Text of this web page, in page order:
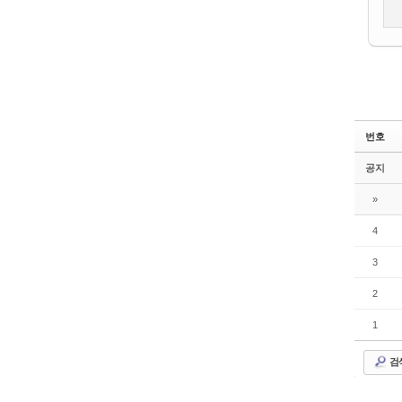
번호
공지
»
4
3
2
1
검